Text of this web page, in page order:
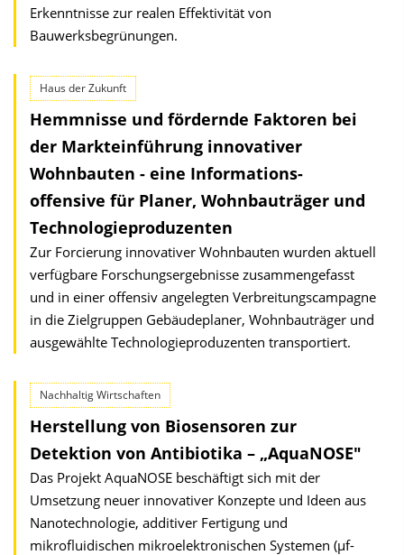
Erkenntnisse zur realen Effektivität von
Bauwerksbegrünungen.
Haus der Zukunft
Hemmnisse und fördernde Faktoren bei
der Markteinführung innovativer
Wohnbauten - eine Informations-
offensive für Planer, Wohnbauträger und
Technologieproduzenten
Zur Forcierung innovativer Wohnbauten wurden aktuell
verfügbare Forschungsergebnisse zusammengefasst
und in einer offensiv angelegten Verbreitungscampagne
in die Zielgruppen Gebäudeplaner, Wohnbauträger und
ausgewählte Technologieproduzenten transportiert.
Nachhaltig Wirtschaften
Herstellung von Biosensoren zur
Detektion von Antibiotika – „AquaNOSE"
Das Projekt AquaNOSE beschäftigt sich mit der
Umsetzung neuer innovativer Konzepte und Ideen aus
Nanotechnologie, additiver Fertigung und
mikrofluidischen mikroelektronischen Systemen (µf-